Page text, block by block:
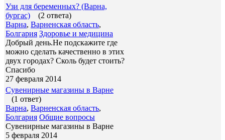
Узи для беременных? (Варна,
бургас)
(2 ответа)
Варна, Варненская область,
Болгария Здоровье и медицина
Добрый день.Не подскажите где
можно сделать качественно в этих
двух городах? Сколь будет стоить?
Спасибо
27 февраля 2014
Сувенирные магазины в Варне
(1 ответ)
Варна, Варненская область,
Болгария Общие вопросы
Сувенирные магазины в Варне
5 февраля 2014